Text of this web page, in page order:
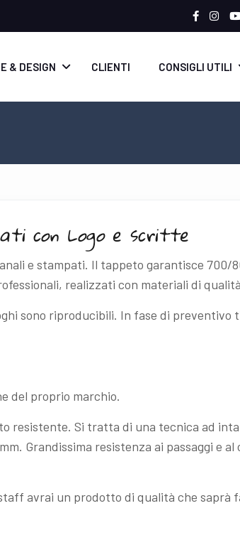
& DESIGN CLIENTI CONSIGLI UTILI
con Logo e scritte
e stampati. Il tappeto garantisce 700/
realizzati con materiali di
sono riproducibili. In fase di preventivo
del proprio marchio.
resistente. Si tratta di una tecnica ad
Grandissima resistenza ai passaggi e
avrai un prodotto di qualità che saprà